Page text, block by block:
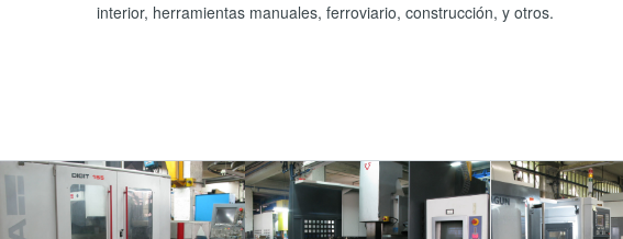
interior, herramientas manuales, ferroviario, construcción, y otros.